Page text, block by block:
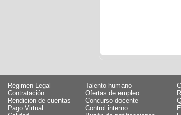
Régimen Legal
Talento humano
Contratación
Ofertas de empleo
Rendición de cuentas
Concurso docente
Pago Virtual
Control interno